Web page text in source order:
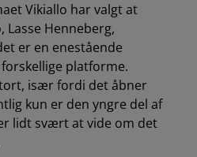
Vikiallo har valgt at
Lasse Henneberg,
er en enestående
platforme.
især fordi det åbner
kun er den yngre del af
lidt svært at vide om det